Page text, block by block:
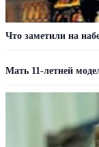
Что заметили на
Мать 11-летней